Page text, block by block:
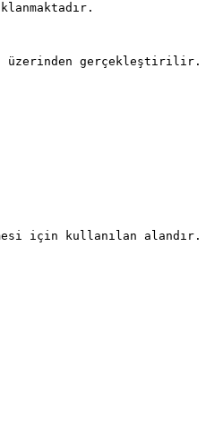
üzerinden gerçekleştirilir.
için kullanılan alandır.